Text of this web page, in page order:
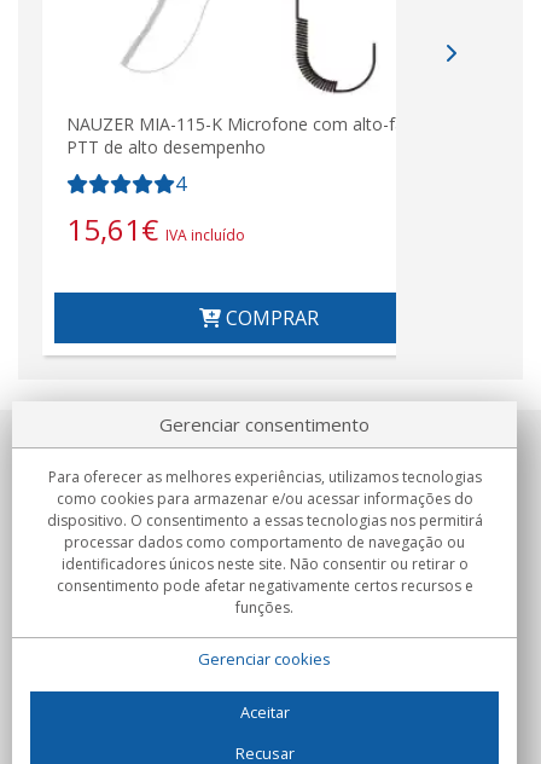
NAUZER MIA-115-K Microfone com alto-falante
PTT de alto desempenho
4
15,61€ IVA incluído
COMPRAR
Sobre nosotros
Compromissos
Compras
Gerenciar consentimento
Para oferecer as melhores experiências, utilizamos tecnologias
como cookies para armazenar e/ou acessar informações do
dispositivo. O consentimento a essas tecnologias nos permitirá
processar dados como comportamento de navegação ou
identificadores únicos neste site. Não consentir ou retirar o
consentimento pode afetar negativamente certos recursos e
funções.
Gerenciar cookies
Aceitar
Recusar